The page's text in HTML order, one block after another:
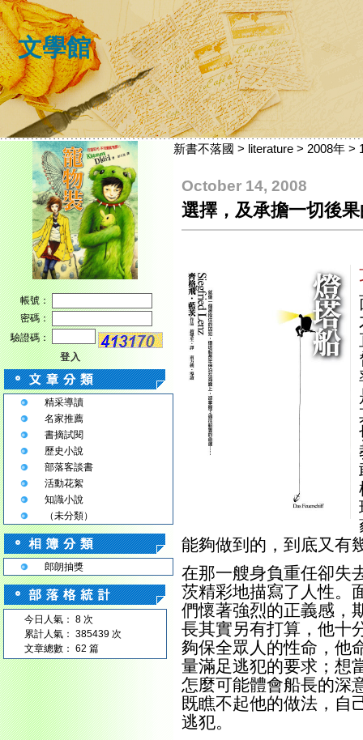
文學館
帳號：
密碼：
驗證碼：
登入
精采導讀
名家推薦
書摘試閱
歷史小說
部落客談書
活動花絮
知識小說
（未分類）
郎朗抽獎
今日人氣： 8 次
累計人氣： 385439 次
文章總數： 62 篇
新書不落國 > literature > 2008年 >
October 14, 2008
選擇，及承擔一切後
能夠做到的，到底又有
在那一艘身負重任卻失
茨精彩地描寫了人性。
們懷著強烈的正義感，
長其實另有打算，他十
夠保全眾人的性命，他
量滿足逃犯的要求；想
怎麼可能體會船長的深
既瞧不起他的做法，自
逃犯。